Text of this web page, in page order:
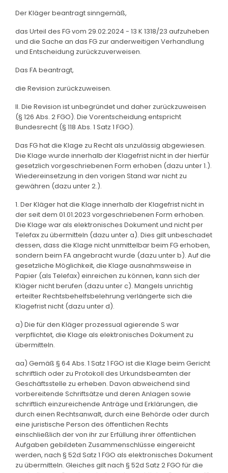
Der Kläger beantragt sinngemäß,
das Urteil des FG vom 29.02.2024 - 13 K 1318/23 aufzuheben
und die Sache an das FG zur anderweitigen Verhandlung
und Entscheidung zurückzuverweisen.
Das FA beantragt,
die Revision zurückzuweisen.
II. Die Revision ist unbegründet und daher zurückzuweisen
(§ 126 Abs. 2 FGO). Die Vorentscheidung entspricht
Bundesrecht (§ 118 Abs. 1 Satz 1 FGO).
Das FG hat die Klage zu Recht als unzulässig abgewiesen.
Die Klage wurde innerhalb der Klagefrist nicht in der hierfür
gesetzlich vorgeschriebenen Form erhoben (dazu unter 1.).
Wiedereinsetzung in den vorigen Stand war nicht zu
gewähren (dazu unter 2.).
1. Der Kläger hat die Klage innerhalb der Klagefrist nicht in
der seit dem 01.01.2023 vorgeschriebenen Form erhoben.
Die Klage war als elektronisches Dokument und nicht per
Telefax zu übermitteln (dazu unter a). Dies gilt unbeschadet
dessen, dass die Klage nicht unmittelbar beim FG erhoben,
sondern beim FA angebracht wurde (dazu unter b). Auf die
gesetzliche Möglichkeit, die Klage ausnahmsweise in
Papier (als Telefax) einreichen zu können, kann sich der
Kläger nicht berufen (dazu unter c). Mangels unrichtig
erteilter Rechtsbehelfsbelehrung verlängerte sich die
Klagefrist nicht (dazu unter d).
a) Die für den Kläger prozessual agierende S war
verpflichtet, die Klage als elektronisches Dokument zu
übermitteln.
aa) Gemäß § 64 Abs. 1 Satz 1 FGO ist die Klage beim Gericht
schriftlich oder zu Protokoll des Urkundsbeamten der
Geschäftsstelle zu erheben. Davon abweichend sind
vorbereitende Schriftsätze und deren Anlagen sowie
schriftlich einzureichende Anträge und Erklärungen, die
durch einen Rechtsanwalt, durch eine Behörde oder durch
eine juristische Person des öffentlichen Rechts
einschließlich der von ihr zur Erfüllung ihrer öffentlichen
Aufgaben gebildeten Zusammenschlüsse eingereicht
werden, nach § 52d Satz 1 FGO als elektronisches Dokument
zu übermitteln. Gleiches gilt nach § 52d Satz 2 FGO für die